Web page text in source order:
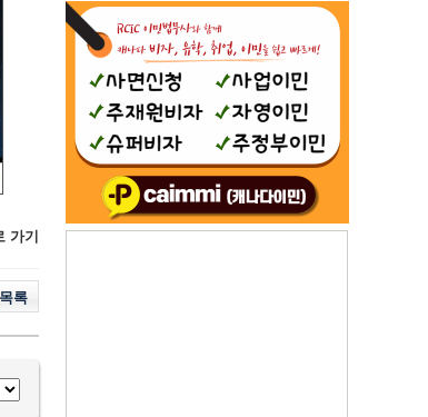
가기
록